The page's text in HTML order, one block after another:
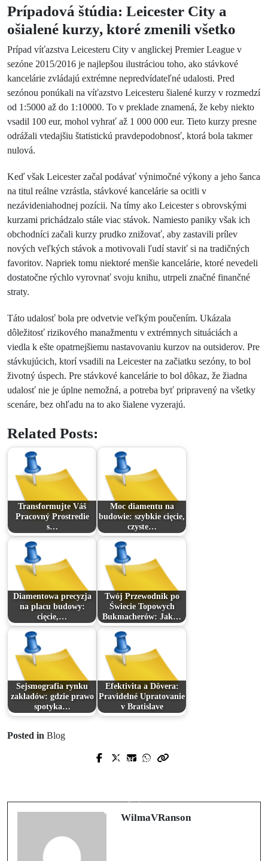
Prípadová štúdia: Leicester City a
ošialené kurzy, ktoré zmenili všetko
Prípad víťazstva Leicesteru City v anglickej Premier League v
sezóne 2015/2016 je najlepšou ilustráciou toho, ako stávkové
kancelárie zvládajú extrémne nepredvídateľné udalosti. Pred
sezónou ponúkali na víťazstvo Leicesteru šialené kurzy v rozmedzí
od 1:5000 až do 1:10000. To v preklade znamená, že keby niekto
vsadil 100 eur, mohol vyhrať až 1 000 000 eur. Tieto kurzy presne
odrážali vtedajšiu štatistickú pravdepodobnosť, ktorá bola takmer
nulová.
Keď však Leicester začal podávať výnimočné výkony a jeho šanca
na titul reálne vzrástla, stávkové kancelárie sa ocitli v
nezávideniahodnej pozícii. Na tímy ako Leicester s obrovskými
kurzami prichádzalo stále viac stávok. Namiesto paniky však ich
obchodníci začali kurzy prudko znižovať, aby zastavili prílev
nových veľkých stávok a motivovali ľudí staviť si na tradičných
favoritov. Napriek tomu niektoré menšie kancelárie, ktoré nevedeli
dostatočne rýchlo vyrovnať svoju knihu, utrpeli značné finančné
straty.
Táto udalosť bola pre odvetvie veľkým poučením. Ukázala
dôležitosť rizikového manažmentu v extrémnych situáciách a
viedla k ešte opatrnejšiemu nastavovaniu kurzov na outsiderov. Pre
stávkujúcich, ktorí vsadili na Leicester na začiatku sezóny, to bol
životný úspech. Pre stávkové kancelárie to bol dôkaz, že žiadna
udalosť nie je úplne nemožná, a potreba byť pripravený na všetky
scenáre, bez ohľadu na to ako šialene vyzerajú.
Related Posts:
Transformujte Váš
Pracovný Prostredie
s…
Moc diamentu na
budowie: szybkie cięcie,
czyste…
Diamentowa precyzja
na placu budowy:
cięcie,…
Twój Przewodnik po
Świecie Topowych
Bukmacherów: Jak…
Sejsmografia rynku
zakładów: gdzie prawo
spotyka…
Efektivita a Dôvera:
Pravidelné Upratovanie
v Bratislave
Posted in Blog
Prev Post
Next Post
Collections
WilmaVRanson